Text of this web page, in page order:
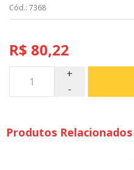
Cód.: 7368
R$ 80,22
Produtos Relacionados